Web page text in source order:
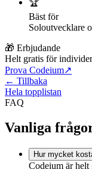
Bäst för
Soloutvecklare
🎁 Erbjudande
Helt gratis för individer
Prova Codeium↗
← Tillbaka
Hela topplistan
FAQ
Vanliga
Hur mycket
Codeium är helt